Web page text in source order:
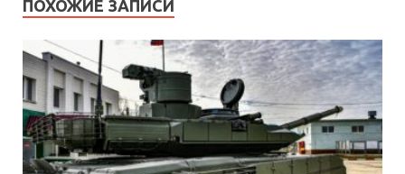
ПОХОЖИЕ ЗАПИСИ